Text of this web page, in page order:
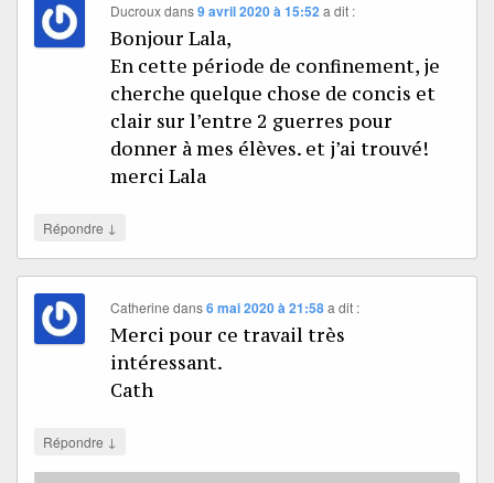
Ducrouxdans9 avril 2020 à 15:52 a dit :
Bonjour Lala,
En cette période de confinement, je
cherche quelque chose de concis et
clair sur l’entre 2 guerres pour
donner à mes élèves. et j’ai trouvé!
merci Lala
Répondre ↓
Catherine dans6 mai 2020 à 21:58 a dit :
Merci pour ce travail très
intéressant.
Cath
Répondre ↓